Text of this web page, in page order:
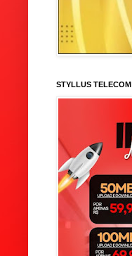
STYLLUS TELECOM